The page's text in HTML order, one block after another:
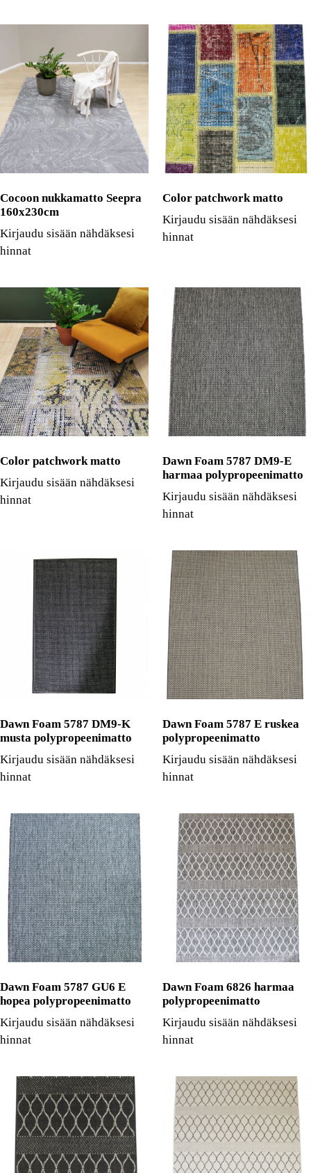
Cocoon nukkamatto Seepra
160x230cm
Kirjaudu sisään nähdäksesi
hinnat
Color patchwork matto
Kirjaudu sisään nähdäksesi
hinnat
Color patchwork matto
Kirjaudu sisään nähdäksesi
hinnat
Dawn Foam 5787 DM9-E
harmaa polypropeenimatto
Kirjaudu sisään nähdäksesi
hinnat
Dawn Foam 5787 DM9-K
musta polypropeenimatto
Kirjaudu sisään nähdäksesi
hinnat
Dawn Foam 5787 E ruskea
polypropeenimatto
Kirjaudu sisään nähdäksesi
hinnat
Dawn Foam 5787 GU6 E
hopea polypropeenimatto
Kirjaudu sisään nähdäksesi
hinnat
Dawn Foam 6826 harmaa
polypropeenimatto
Kirjaudu sisään nähdäksesi
hinnat